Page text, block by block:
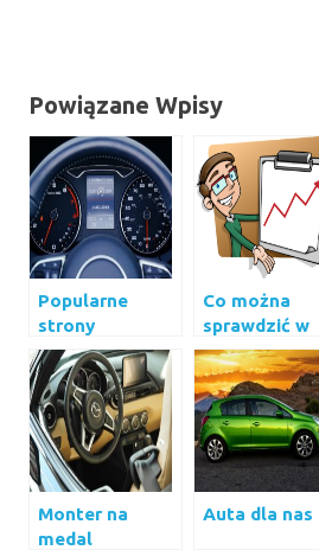
Powiązane Wpisy
Popularne
strony
internetowe.
Co można
sprawdzić w
statystykach
multilotka
Monter na
medal
Auta dla nas